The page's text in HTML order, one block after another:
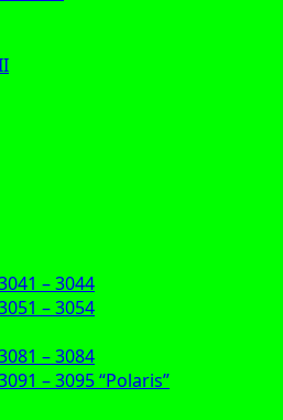
– 3044
– 3054
– 3084
– 3095 “Polaris”